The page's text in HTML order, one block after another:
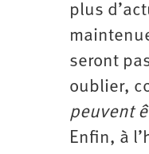
plus
seront
oublier,
peuvent
Enfin, à